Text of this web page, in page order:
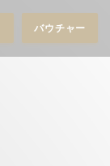
バウチャー